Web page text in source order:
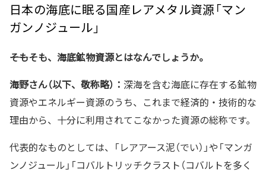
日本の海底に眠る国産レアメタル資源「マン
ガンノジュール」
――そもそも、海底鉱物資源とはなんでしょうか。
海野さん（以下、敬称略）： 深海を含む海底に存在する鉱物
資源やエネルギー資源のうち、これまで経済的・技術的な
理由から、十分に利用されてこなかった資源の総称です。
代表的なものとしては、「レアアース泥（でい）」や「マンガ
ンノジュール」「コバルトリッチクラスト（コバルトを多く